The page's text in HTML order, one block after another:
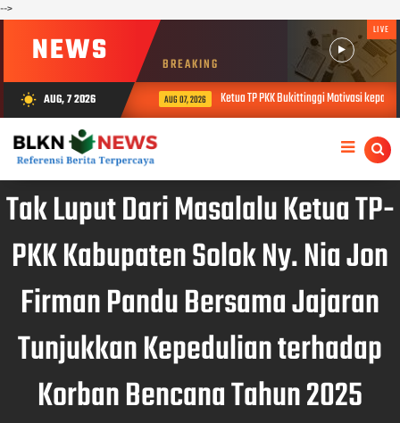
-->
NEWS BREAKING
LIVE
wb_sunny AUG, 7 2026 AUG 07, 2026 Ketua TP PKK Bukittinggi Motivasi
Tak Luput Dari Masalalu Ketua TP-
PKK Kabupaten Solok Ny. Nia Jon
Firman Pandu Bersama Jajaran
Tunjukkan Kepedulian terhadap
Korban Bencana Tahun 2025